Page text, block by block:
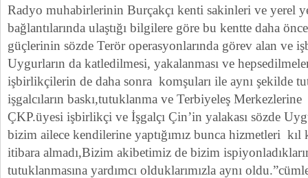
Radyo muhabirlerinin Burçakçı kenti sakinleri ve yerel
bağlantılarında ulaştığı bilgilere göre bu kentte daha
güçlerinin sözde Terör operasyonlarında görev alan ve
Uygurların da katledilmesi, yakalanması ve
işbirlikçilerin de daha sonra komşuları ile aynı şekilde
işgalcıların baskı,tutuklanma ve Terbiyeleş Merkezlerine
ÇKP.üyesi işbirlikçi ve İşgalçı Çin’in yalakası sözde
bizim ailece kendilerine yaptığımız bunca hizmetleri
itibara almadı,Bizim akibetimiz de bizim
tutuklanmasına yardımcı olduklarımızla aynı